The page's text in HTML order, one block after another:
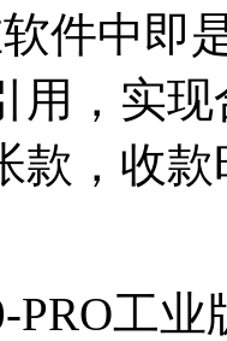
件中即
用，实
款，收
PRO工